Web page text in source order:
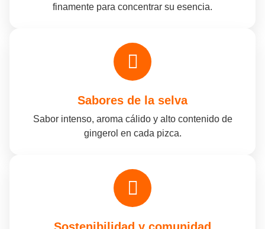
finamente para concentrar su esencia.
Sabores de la selva
Sabor intenso, aroma cálido y alto contenido de
gingerol en cada pizca.